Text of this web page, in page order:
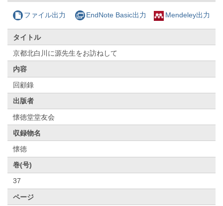
ファイル出力 EndNote Basic出力 Mendeley出力
タイトル
京都北白川に源先生をお訪ねして
内容
回顧錄
出版者
懐徳堂堂友会
収録物名
懐徳
巻(号)
37
ページ